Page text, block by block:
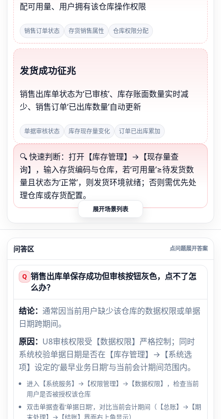
配可用量、用户拥有该仓库操作权限
销售订单状态 存货销售属性 仓库权限分配
发货成功征兆
销售出库单状态为‘已审核’、库存账面数量实时减
少、销售订单‘已出库数量’自动更新
单据审核状态 库存现存量变化 订单已出库累加
🔍 快速判断：打开【库存管理】→【现存量查
询】，输入存货编码与仓库，若‘可用量’≥待发货数
量且状态为‘正常’，则发货环境就绪；否则需优先处
理仓库或存货配置。
展开场景列表
问答区
Q 销售出库单保存成功但审核按钮灰色，点不了怎
么办？
结论： 通常因当前用户缺少该仓库的数据权限或单据
日期跨期间。
原因： U8审核权限受【数据权限】严格控制；同时
系统校验单据日期是否在【库存管理】→【系统选
项】设定的‘最早业务日期’与当前会计期间范围内。
进入【系统服务】→【权限管理】→【数据权限】，检查当前
用户是否被授权该仓库
双击单据查看‘单据日期’，对比当前会计期间（【总账】→【期
末处理】→【结账】界面右上角显示）